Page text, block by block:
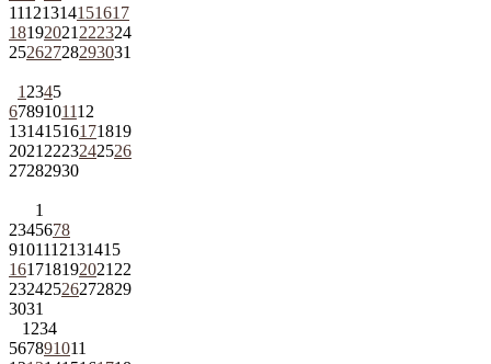
11121314151617
18192021 222324
25262728293031
1 2345
6789101112
13141516171819
2021 2223242526
27282930
1
2345678
9101112131415
161718192021 22
23242526272829
3031
1 234
567891011